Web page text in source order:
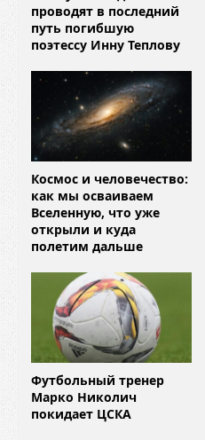
проводят в последний
путь погибшую
поэтессу Инну Теплову
Космос и человечество:
как мы осваиваем
Вселенную, что уже
открыли и куда
полетим дальше
Футбольный тренер
Марко Николич
покидает ЦСКА